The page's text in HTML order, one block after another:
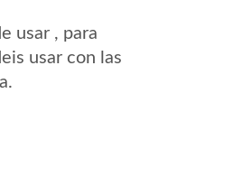
usar , para
usar con las